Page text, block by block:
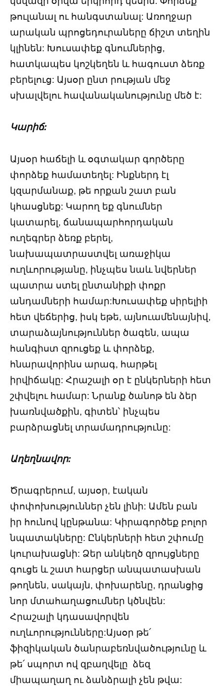
թուլանալ ու հանգստանալ: Առողջար
արական պրոցեդուրաները ճիշտ տեղին
կլինեն: Խուսափեք գնումներից,
հատկապես կոշկեղեն և հագուստ ձեռք
բերելուց: Այսօր ընտ րության մեջ
սխալվելու հավանականությունը մեծ է:
Կարիճ:
Այսօր հաճելի և օգտակար գործերը
փորձեք համատեղել: Ինքներդ էլ
կզարմանաք, թե որքան շատ բան
կհասցնեք: Կարող եք գնումներ
կատարել, ճանապարհորդական
ուղեգրեր ձեռք բերել,
նախապատրաստվել առաջիկա
ուղևորությանը, ինչպես նաև նվերներ
պատրա ստել ընտանիքի փոքր
անդամների համար:Խուսափեք սիրելիի
հետ վեճերից, իսկ եթե, այնուամենայնիվ,
տարաձայնություններ ծագեն, ապա
հանգիստ զրուցեք և փորձեք,
հնարավորինս արագ, հարթել
իրվիճակը: Հրաշալի օր է ընկերների հետ
շփվելու համար: Նրանք ծանոթ են ձեր
խառնվածքին, գիտեն՝ ինչպես
բարձրացնել տրամադրությունը:
Աղեղնավոր:
Ծրագրերում, այսօր, էական
փոփոխություններ չեն լինի: Ամեն բան
իր հունով կընթանա: Կիրագործեք բոլոր
նպատակները: Ընկերների հետ շփումը
կուրախացնի: Ձեր անկեղծ զրույցները
գուցե և շատ հարցեր անպատասխան
թողնեն, սակայն, փոխարենը, դրանցից
նոր մտահաղացումներ կծնվեն:
Հրաշալի կդասավորվեն
ուղևորությունները:Այսօր թե՛
ֆիզիկական ծանրաբեռնվածությունը և
թե՛ սպորտ ով զբաղվելը ձեզ
միապաղաղ ու ձանձրալի չեն թվա: